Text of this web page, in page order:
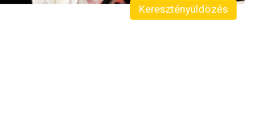
Keresztényüldözés